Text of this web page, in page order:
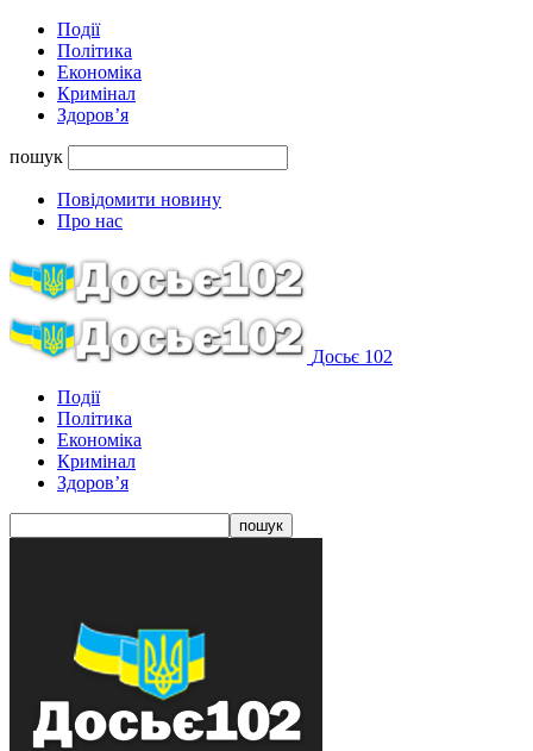
Події
Політика
Економіка
Кримінал
Здоров’я
пошук
Повідомити новину
Про нас
Досьє 102
Події
Політика
Економіка
Кримінал
Здоров’я